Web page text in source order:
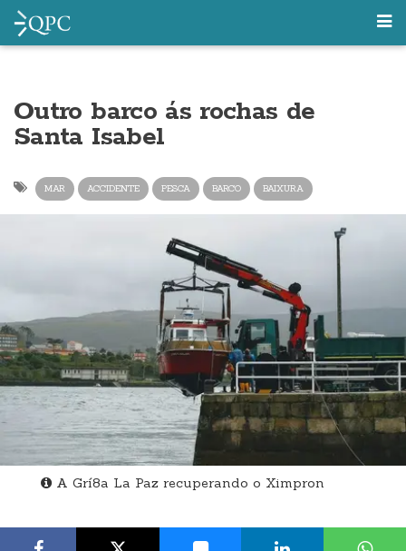
Outro barco ás rochas de
Santa Isabel
MAR ACCIDENTE PESCA BARCO BAIXURA
A Grí8a La Paz recuperando o Ximpron